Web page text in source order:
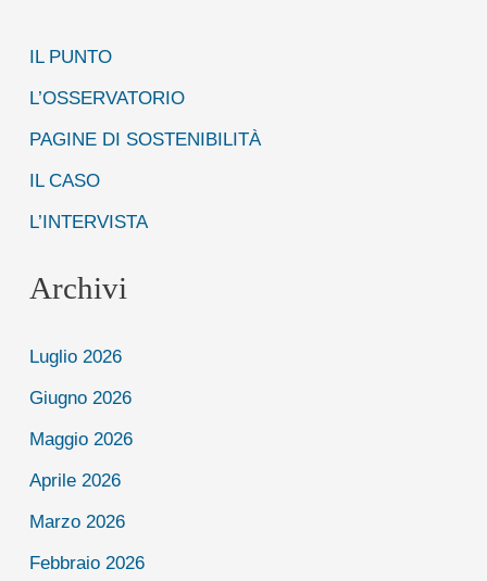
a
:
IL PUNTO
L’OSSERVATORIO
PAGINE DI SOSTENIBILITÀ
IL CASO
L’INTERVISTA
Archivi
Luglio 2026
Giugno 2026
Maggio 2026
Aprile 2026
Marzo 2026
Febbraio 2026